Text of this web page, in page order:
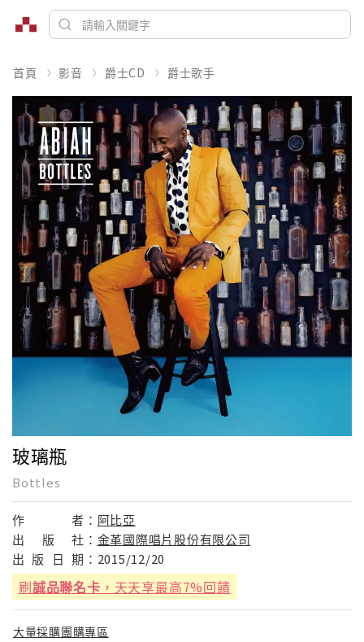
首頁 影音 爵士CD 爵士歌手
玻璃瓶
Bottles
作 者： 阿比亞
出
版 社： 金革國際唱片股份有限公司
出 版 日 期： 2015/12/20
刷誠品聯名卡 ，天天享最高7%回饋
大量採購團購專區